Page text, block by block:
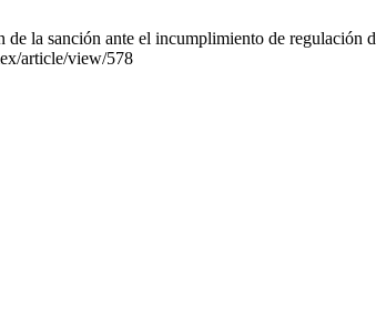
la sanción ante el incumplimiento de regulación
article/view/578